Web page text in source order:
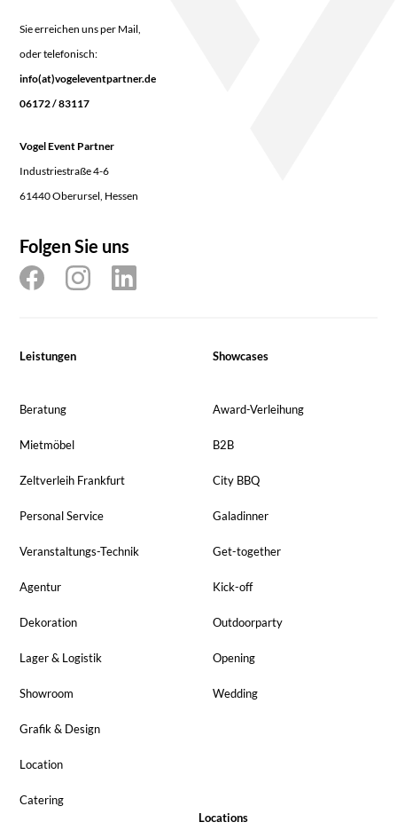
Sie erreichen uns per Mail,
oder telefonisch:
info(at)vogeleventpartner.de
06172 / 83117
Vogel Event Partner
Industriestraße 4-6
61440 Oberursel, Hessen
Folgen Sie uns
Leistungen
Beratung
Mietmöbel
Zeltverleih Frankfurt
Personal Service
Veranstaltungs-Technik
Agentur
Dekoration
Lager & Logistik
Showroom
Grafik & Design
Location
Catering
Showcases
Award-Verleihung
B2B
City BBQ
Galadinner
Get-together
Kick-off
Outdoorparty
Opening
Wedding
Locations